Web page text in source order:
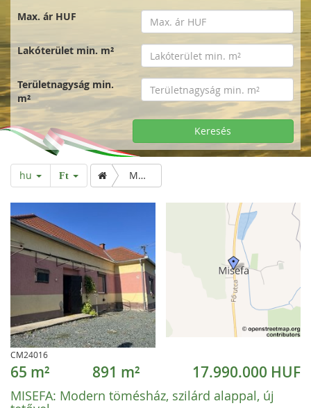
Max. ár HUF
Lakóterület min. m²
Területnagyság min.
m²
Keresés
hu Ft Modern tömésház, szilárd alappal, új tetővel
CM24016
65 m² 891 m² 17.990.000 HUF
MISEFA: Modern tömésház, szilárd alappal, új